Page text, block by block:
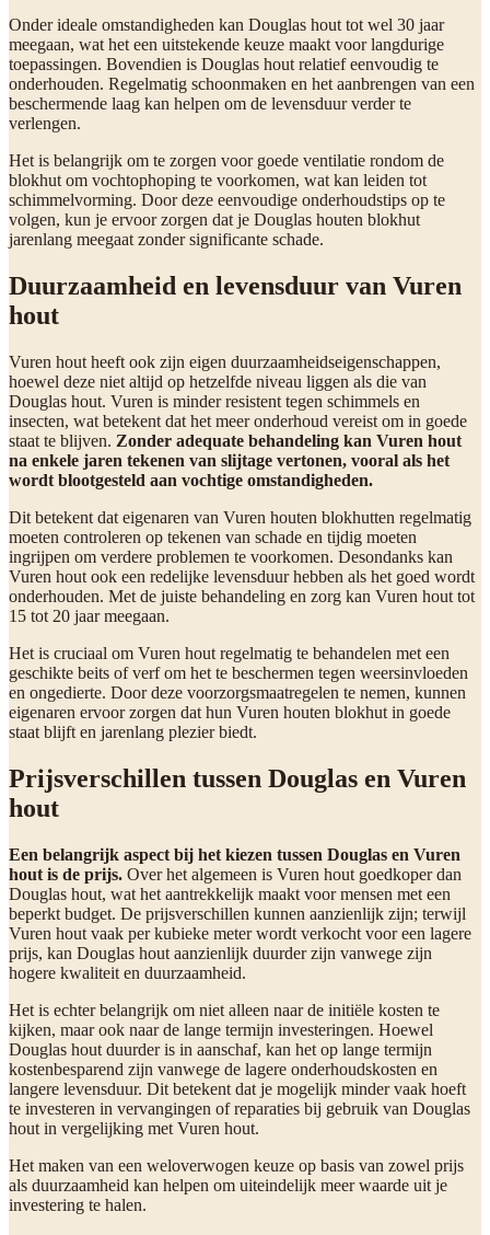
Onder ideale omstandigheden kan Douglas hout tot wel 30 jaar
meegaan, wat het een uitstekende keuze maakt voor langdurige
toepassingen. Bovendien is Douglas hout relatief eenvoudig te
onderhouden. Regelmatig schoonmaken en het aanbrengen van een
beschermende laag kan helpen om de levensduur verder te
verlengen.
Het is belangrijk om te zorgen voor goede ventilatie rondom de
blokhut om vochtophoping te voorkomen, wat kan leiden tot
schimmelvorming. Door deze eenvoudige onderhoudstips op te
volgen, kun je ervoor zorgen dat je Douglas houten blokhut
jarenlang meegaat zonder significante schade.
Duurzaamheid en levensduur van Vuren
hout
Vuren hout heeft ook zijn eigen duurzaamheidseigenschappen,
hoewel deze niet altijd op hetzelfde niveau liggen als die van
Douglas hout. Vuren is minder resistent tegen schimmels en
insecten, wat betekent dat het meer onderhoud vereist om in goede
staat te blijven. Zonder adequate behandeling kan Vuren hout
na enkele jaren tekenen van slijtage vertonen, vooral als het
wordt blootgesteld aan vochtige omstandigheden.
Dit betekent dat eigenaren van Vuren houten blokhutten regelmatig
moeten controleren op tekenen van schade en tijdig moeten
ingrijpen om verdere problemen te voorkomen. Desondanks kan
Vuren hout ook een redelijke levensduur hebben als het goed wordt
onderhouden. Met de juiste behandeling en zorg kan Vuren hout tot
15 tot 20 jaar meegaan.
Het is cruciaal om Vuren hout regelmatig te behandelen met een
geschikte beits of verf om het te beschermen tegen weersinvloeden
en ongedierte. Door deze voorzorgsmaatregelen te nemen, kunnen
eigenaren ervoor zorgen dat hun Vuren houten blokhut in goede
staat blijft en jarenlang plezier biedt.
Prijsverschillen tussen Douglas en Vuren
hout
Een belangrijk aspect bij het kiezen tussen Douglas en Vuren
hout is de prijs. Over het algemeen is Vuren hout goedkoper dan
Douglas hout, wat het aantrekkelijk maakt voor mensen met een
beperkt budget. De prijsverschillen kunnen aanzienlijk zijn; terwijl
Vuren hout vaak per kubieke meter wordt verkocht voor een lagere
prijs, kan Douglas hout aanzienlijk duurder zijn vanwege zijn
hogere kwaliteit en duurzaamheid.
Het is echter belangrijk om niet alleen naar de initiële kosten te
kijken, maar ook naar de lange termijn investeringen. Hoewel
Douglas hout duurder is in aanschaf, kan het op lange termijn
kostenbesparend zijn vanwege de lagere onderhoudskosten en
langere levensduur. Dit betekent dat je mogelijk minder vaak hoeft
te investeren in vervangingen of reparaties bij gebruik van Douglas
hout in vergelijking met Vuren hout.
Het maken van een weloverwogen keuze op basis van zowel prijs
als duurzaamheid kan helpen om uiteindelijk meer waarde uit je
investering te halen.